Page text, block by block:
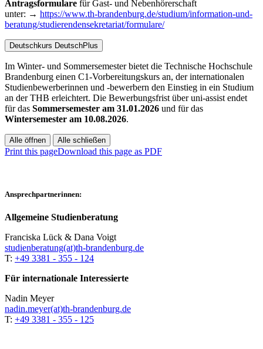
Antragsformulare für Gast- und Nebenhörerschaft
unter: → https://www.th-brandenburg.de/studium/information-und-
beratung/studierendensekretariat/formulare/
Deutschkurs DeutschPlus
Im Winter- und Sommersemester bietet die Technische Hochschule
Brandenburg einen C1-Vorbereitungskurs an, der internationalen
Studienbewerberinnen und -bewerbern den Einstieg in ein Studium
an der THB erleichtert. Die Bewerbungsfrist über uni-assist endet
für das Sommersemester am 31.01.2026 und für das
Wintersemester am 10.08.2026.
Alle öffnen Alle schließen
Print this pageDownload this page as PDF
Ansprechpartnerinnen:
Allgemeine Studienberatung
Franciska Lück & Dana Voigt
studienberatung(at)th-brandenburg.de
T: +49 3381 - 355 - 124
Für internationale Interessierte
Nadin Meyer
nadin.meyer(at)th-brandenburg.de
T: +49 3381 - 355 - 125